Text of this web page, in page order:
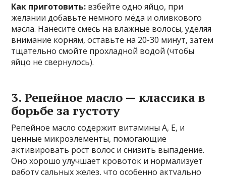
Как приготовить: взбейте одно яйцо, при
желании добавьте немного мёда и оливкового
масла. Нанесите смесь на влажные волосы, уделяя
внимание корням, оставьте на 20-30 минут, затем
тщательно смойте прохладной водой (чтобы
яйцо не свернулось).
3. Репейное масло — классика в
борьбе за густоту
Репейное масло содержит витамины A, E, и
ценные микроэлементы, помогающие
активировать рост волос и снизить выпадение.
Оно хорошо улучшает кровоток и нормализует
работу сальных желез, что особенно актуально